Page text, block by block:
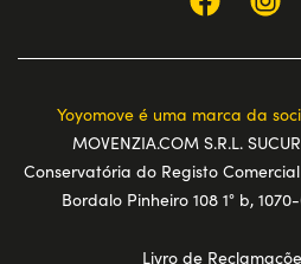
Yoyomove é uma marca da
MOVENZIA.COM S.R.L.
Conservatória do Registo
Bordalo Pinheiro 108 1° b,
Livro de